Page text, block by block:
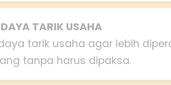
TARIK USAHA
tarik usaha agar lebih
tanpa harus dipaksa.